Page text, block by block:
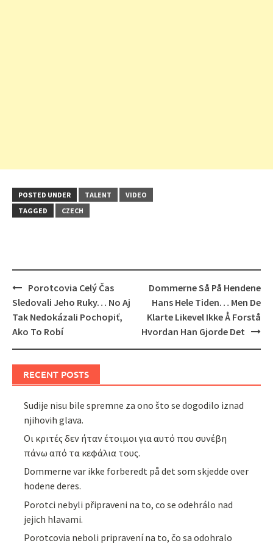
POSTED UNDER TALENT
VIDEO
TAGGED
CZECH
Post
navigation
Porotcovia Celý Čas
Sledovali Jeho Ruky… No Aj
Tak Nedokázali Pochopiť,
Ako To Robí
Dommerne Så På Hendene
Hans Hele Tiden… Men De
Klarte Likevel Ikke Å Forstå
Hvordan Han Gjorde Det
RECENT POSTS
Sudije nisu bile spremne za ono što se dogodilo iznad
njihovih glava.
Οι κριτές δεν ήταν έτοιμοι για αυτό που συνέβη
πάνω από τα κεφάλια τους.
Dommerne var ikke forberedt på det som skjedde over
hodene deres.
Porotci nebyli připraveni na to, co se odehrálo nad
jejich hlavami.
Porotcovia neboli pripravení na to, čo sa odohralo